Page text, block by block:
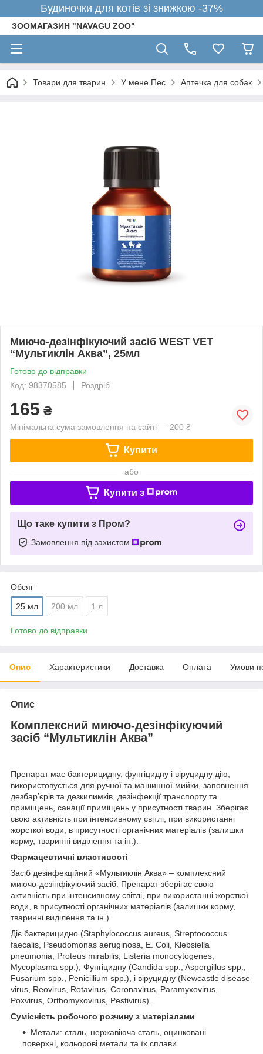
Будиночки для котів зі знижкою -37%
ЗООМАГАЗИН "NAVAGU ZOO"
Товари для тварин У мене Пес Аптечка для собак
Миючо-дезінфікуючий засіб WEST VET
“Мультиклін Аква”, 25мл
Готово до відправки
Код: 98370585
Роздріб
165 ₴
Мінімальна сума замовлення на сайті — 200 ₴
Купити
або
Купити з
Що таке купити з Пром?
Замовлення під захистом
Обсяг
25 мл 200 мл 1 л
Готово до відправки
Опис Характеристики Доставка Оплата Умови
Опис
Комплексний миючо-дезінфікуючий
засіб “Мультиклін Аква”
Препарат має бактерицидну, фунгіцидну і віруцидну дію,
використовується для ручної та машинної мийки, заповнення
дезбар’єрів та дезкилимків, дезінфекції транспорту та
приміщень, санації приміщень у присутності тварин. Зберігає
свою активність при інтенсивному світлі, при використанні
жорсткої води, в присутності органічних матеріалів (залишки
корму, тваринні виділення та ін.).
Фармацевтичні властивості
Засіб дезінфекційний «Мультиклін Аква» – комплексний
миючо-дезінфікуючий засіб. Препарат зберігає свою
активність при інтенсивному світлі, при використанні жорсткої
води, в присутності органічних матеріалів (залишки корму,
тваринні виділення та ін.)
Діє бактерицидно (Staphylococcus aureus, Streptococcus
faecalis, Pseudomonas aeruginosa, E. Coli, Klebsiella
pneumonia, Proteus mirabilis, Listeria monocytogenes,
Mycoplasma spp.), Фунгіцидну (Candida spp., Aspergillus spp.,
Fusarium spp., Penicillium spp.), і віруцидну (Newcastle disease
virus, Reovirus, Rotavirus, Coronavirus, Paramyxovirus,
Poxvirus, Orthomyxovirus, Pestivirus).
Сумісність робочого розчину з матеріалами
Метали: сталь, нержавіюча сталь, оцинковані
поверхні, кольорові метали та їх сплави.